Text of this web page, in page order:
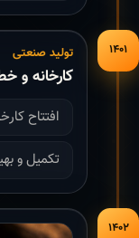
۱۴۰۱ تولید صنعتی
کارخانه و
افتتاح
تکمیل و
۱۴۰۲